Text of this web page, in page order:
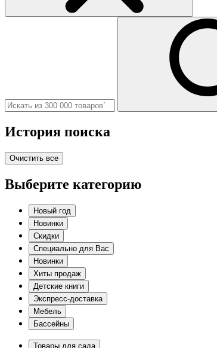
История поиска
Очистить все
Выберите категорию
Новый год
Новинки
Скидки
Специально для Вас
Новинки
Хиты продаж
Детские книги
Экспресс-доставка
Мебель
Бассейны
Товары для сада